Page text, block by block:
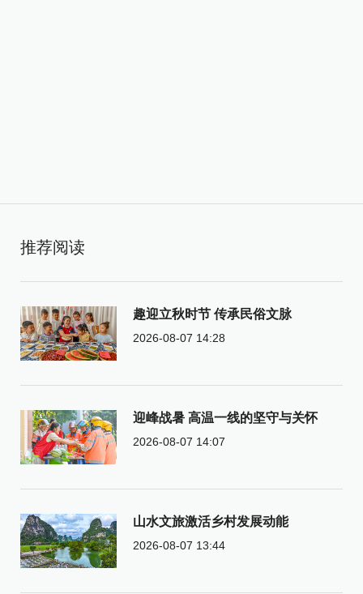
推荐阅读
趣迎立秋时节 传承民俗文脉
2026-08-07 14:28
迎峰战暑 高温一线的坚守与关怀
2026-08-07 14:07
山水文旅激活乡村发展动能
2026-08-07 13:44